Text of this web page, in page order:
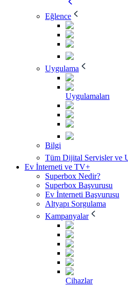
Eğlence
Uygulama
Uygulamaları
Bilgi
Tüm Dijital Servisler ve
Ev İnterneti ve TV+
Superbox Nedir?
Superbox Başvurusu
Ev İnterneti Başvurusu
Altyapı Sorgulama
Kampanyalar
Cihazlar